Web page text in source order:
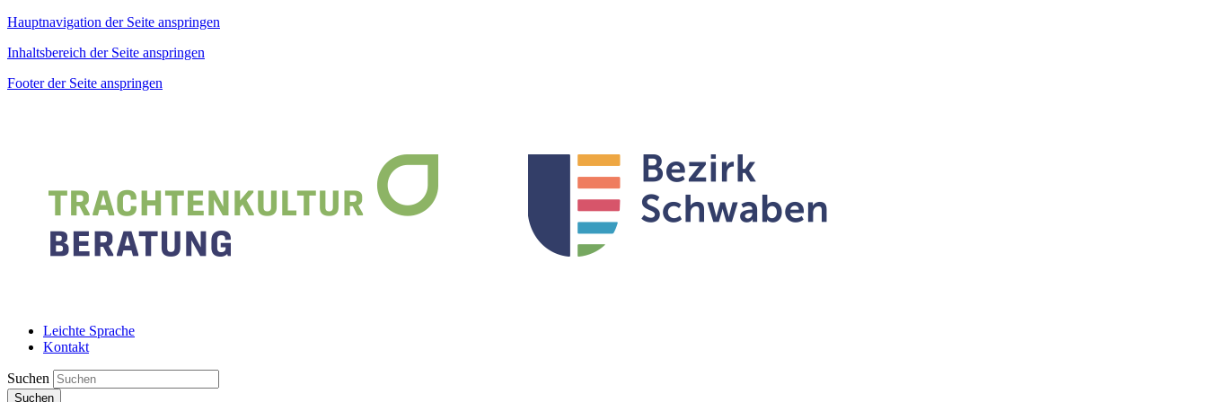
Hauptnavigation der Seite anspringen
Inhaltsbereich der Seite anspringen
Footer der Seite anspringen
Leichte Sprache
Kontakt
Suchen
Suchen